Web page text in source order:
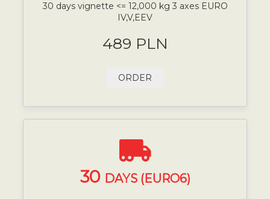
30 days vignette <= 12,000 kg 3 axes EURO
IV,V,EEV
489 PLN
ORDER
30 DAYS (EURO6)